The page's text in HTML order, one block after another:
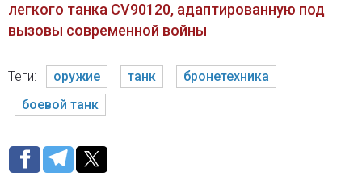
легкого танка CV90120, адаптированную под
вызовы современной войны
Теги: оружие танк
бронетехника
боевой танк